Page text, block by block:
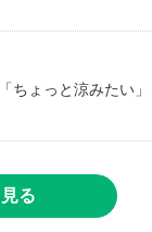
ちょっと涼みたい
る